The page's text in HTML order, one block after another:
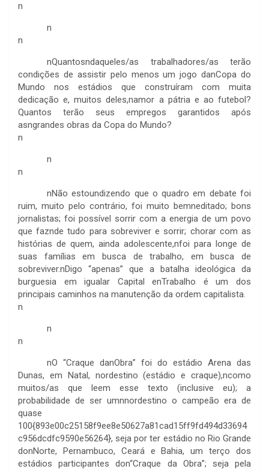
n
n
n
nQuantosndaqueles/as trabalhadores/as terão
condições de assistir pelo menos um jogo danCopa do
Mundo nos estádios que construíram com muita
dedicação e, muitos deles,namor a pátria e ao futebol?
Quantos terão seus empregos garantidos após
asngrandes obras da Copa do Mundo?
n
n
n
nNão estoundizendo que o quadro em debate foi
ruim, muito pelo contrário, foi muito bemneditado; bons
jornalistas; foi possível sorrir com a energia de um povo
que faznde tudo para sobreviver e sorrir; chorar com as
histórias de quem, ainda adolescente,nfoi para longe de
suas famílias em busca de trabalho, em busca de
sobreviver.nDigo “apenas” que a batalha ideológica da
burguesia em igualar Capital enTrabalho é um dos
principais caminhos na manutenção da ordem capitalista.
n
n
n
nO “Craque danObra” foi do estádio Arena das
Dunas, em Natal, nordestino (estádio e craque),ncomo
muitos/as que leem esse texto (inclusive eu); a
probabilidade de ser umnnordestino o campeão era de
quase
100{893e00c25158f9ee8e50627a81cad15ff9fd494d33694
c956dcdfc9590e56264}, seja por ter estádio no Rio Grande
donNorte, Pernambuco, Ceará e Bahia, um terço dos
estádios participantes don“Craque da Obra”; seja pela